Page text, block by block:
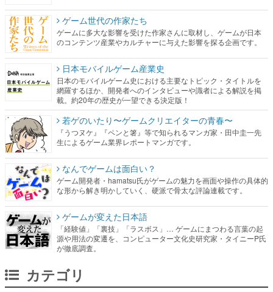
ゲーム世代の作家たち
ゲームに多大な影響を受けた作家さんに取材し、ゲームが日本
のコンテンツ産業やカルチャーに与えた影響を探る企画です。
日本モバイルゲーム産業史
日本のモバイルゲーム史における主要なトピック・タイトルを
網羅するほか、開発者へのインタビューや識者による解説を掲
載。約20年の歴史が一望できる決定版！
若ゲのいたり〜ゲームクリエイターの青春〜
『うつヌケ』『ペンと箸』等で知られるマンガ家・田中圭一先
生によるゲーム業界レポートマンガです。
なんでゲームは面白い？
ゲーム開発者・hamatsu氏がゲームの魅力を画面や操作の具体的
な形から解き明かしていく、硬派で骨太な評論連載です。
ゲームが変えた日本語
「経験値」「裏技」「ラスボス」… ゲームにまつわる言葉の起
源や用法の変遷を、コンピューター文化史研究家・タイニーP氏
が徹底調査。
カテゴリ